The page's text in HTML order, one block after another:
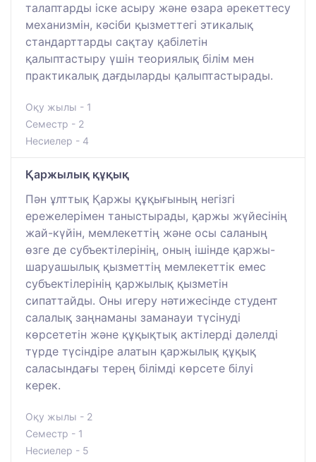
талаптарды іске асыру және өзара әрекеттесу
механизмін, кәсіби қызметтегі этикалық
стандарттарды сақтау қабілетін
қалыптастыру үшін теориялық білім мен
практикалық дағдыларды қалыптастырады.
Оқу жылы - 1
Семестр - 2
Несиелер - 4
Қаржылық құқық
Пән ұлттық Қаржы құқығының негізгі
ережелерімен таныстырады, қаржы жүйесінің
жай-күйін, мемлекеттің және осы саланың
өзге де субъектілерінің, оның ішінде қаржы-
шаруашылық қызметтің мемлекеттік емес
субъектілерінің қаржылық қызметін
сипаттайды. Оны игеру нәтижесінде студент
салалық заңнаманы заманауи түсінуді
көрсететін және құқықтық актілерді дәлелді
түрде түсіндіре алатын қаржылық құқық
саласындағы терең білімді көрсете білуі
керек.
Оқу жылы - 2
Семестр - 1
Несиелер - 5